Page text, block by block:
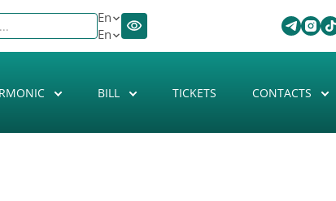
En
En
BILL TICKETS CONTACTS